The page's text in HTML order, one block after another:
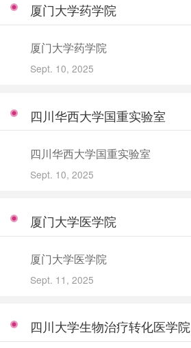
厦门大学药学院
厦门大学药学院
Sept. 10, 2025
四川华西大学国重实验室
四川华西大学国重实验室
Sept. 10, 2025
厦门大学医学院
厦门大学医学院
Sept. 11, 2025
四川大学生物治疗转化医学院